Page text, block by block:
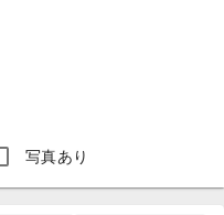
写真あり